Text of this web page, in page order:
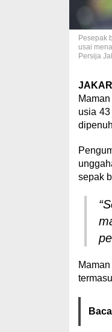
Pesepak
usai
Persija
usia
sepak